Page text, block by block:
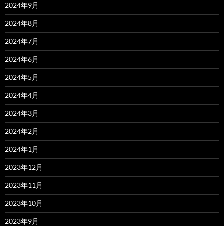
2024年9月
2024年8月
2024年7月
2024年6月
2024年5月
2024年4月
2024年3月
2024年2月
2024年1月
2023年12月
2023年11月
2023年10月
2023年9月